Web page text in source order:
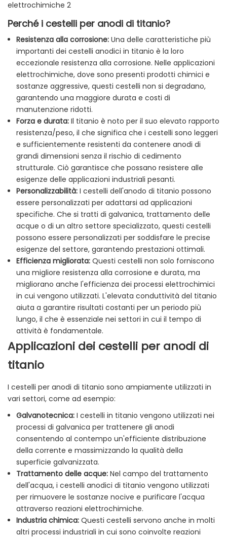
Perché i cestelli per anodi di titanio?
Resistenza alla corrosione: Una delle caratteristiche più
importanti dei cestelli anodici in titanio è la loro
eccezionale resistenza alla corrosione. Nelle applicazioni
elettrochimiche, dove sono presenti prodotti chimici e
sostanze aggressive, questi cestelli non si degradano,
garantendo una maggiore durata e costi di
manutenzione ridotti.
Forza e durata: Il titanio è noto per il suo elevato rapporto
resistenza/peso, il che significa che i cestelli sono leggeri
e sufficientemente resistenti da contenere anodi di
grandi dimensioni senza il rischio di cedimento
strutturale. Ciò garantisce che possano resistere alle
esigenze delle applicazioni industriali pesanti.
Personalizzabilità: I cestelli dell'anodo di titanio possono
essere personalizzati per adattarsi ad applicazioni
specifiche. Che si tratti di galvanica, trattamento delle
acque o di un altro settore specializzato, questi cestelli
possono essere personalizzati per soddisfare le precise
esigenze del settore, garantendo prestazioni ottimali.
Efficienza migliorata: Questi cestelli non solo forniscono
una migliore resistenza alla corrosione e durata, ma
migliorano anche l'efficienza dei processi elettrochimici
in cui vengono utilizzati. L'elevata conduttività del titanio
aiuta a garantire risultati costanti per un periodo più
lungo, il che è essenziale nei settori in cui il tempo di
attività è fondamentale.
Applicazioni dei cestelli per anodi di
titanio
I cestelli per anodi di titanio sono ampiamente utilizzati in
vari settori, come ad esempio:
Galvanotecnica: I cestelli in titanio vengono utilizzati nei
processi di galvanica per trattenere gli anodi
consentendo al contempo un'efficiente distribuzione
della corrente e massimizzando la qualità della
superficie galvanizzata.
Trattamento delle acque: Nel campo del trattamento
dell'acqua, i cestelli anodici di titanio vengono utilizzati
per rimuovere le sostanze nocive e purificare l'acqua
attraverso reazioni elettrochimiche.
Industria chimica: Questi cestelli servono anche in molti
altri processi industriali in cui sono coinvolte reazioni